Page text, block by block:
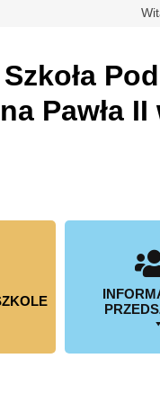
Szkoła
Pawła